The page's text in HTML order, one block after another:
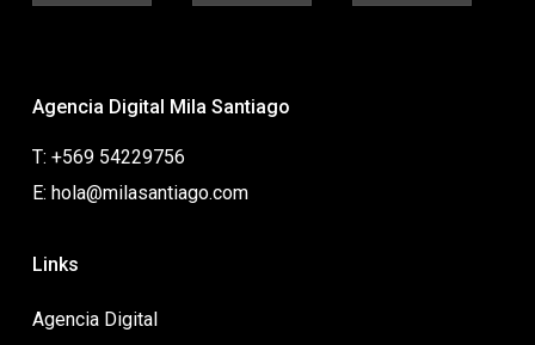
Agencia Digital Mila Santiago
T: +569 54229756
E: hola@milasantiago.com
Links
Agencia Digital